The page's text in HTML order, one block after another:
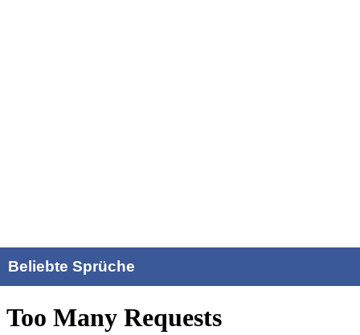
Beliebte Sprüche